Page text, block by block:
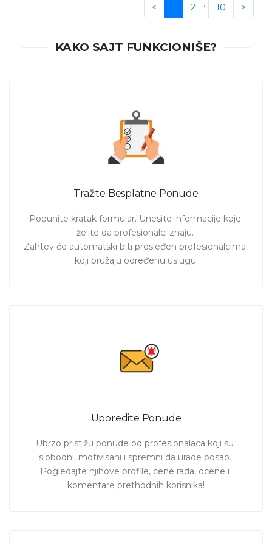
/ cAP XL ac / hAP ac² / hAP ax² / hAP ac³ / L009UiGS-RM
< 1 2 … 10 >
KAKO SAJT FUNKCIONIŠE?
Tražite Besplatne Ponude
Popunite kratak formular. Unesite informacije koje
želite da profesionalci znaju.
Zahtev će automatski biti prosleđen profesionalcima
koji pružaju određenu uslugu.
Uporedite Ponude
Ubrzo pristižu ponude od profesionalaca koji su
slobodni, motivisani i spremni da urade posao.
Pogledajte njihove profile, cene rada, ocene i
komentare prethodnih korisnika!